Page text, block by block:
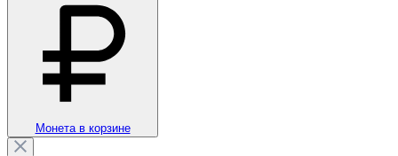
Монета в корзине